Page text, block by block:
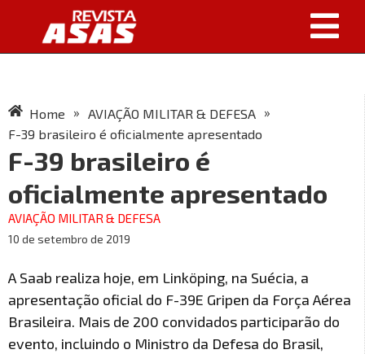
Home » AVIAÇÃO MILITAR & DEFESA »
F-39 brasileiro é oficialmente apresentado
F-39 brasileiro é
oficialmente apresentado
AVIAÇÃO MILITAR & DEFESA
10 de setembro de 2019
A Saab realiza hoje, em Linköping, na Suécia, a
apresentação oficial do F-39E Gripen da Força Aérea
Brasileira. Mais de 200 convidados participarão do
evento, incluindo o Ministro da Defesa do Brasil,